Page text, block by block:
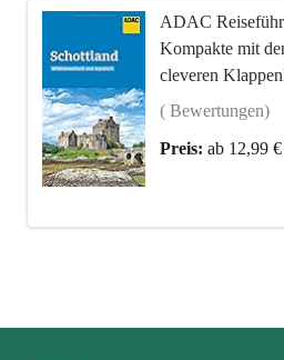
ADAC
Kompakte mit
cleveren
( Bewertungen)
Preis: ab 12,99